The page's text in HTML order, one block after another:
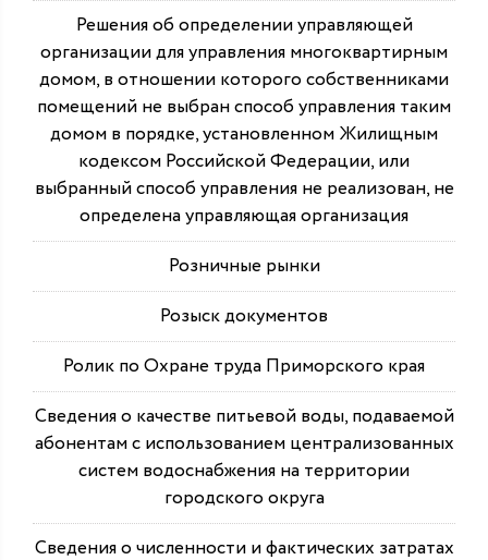
Решения об определении управляющей
организации для управления многоквартирным
домом, в отношении которого собственниками
помещений не выбран способ управления таким
домом в порядке, установленном Жилищным
кодексом Российской Федерации, или
выбранный способ управления не реализован, не
определена управляющая организация
Розничные рынки
Розыск документов
Ролик по Охране труда Приморского края
Сведения о качестве питьевой воды, подаваемой
абонентам с использованием централизованных
систем водоснабжения на территории
городского округа
Сведения о численности и фактических затратах